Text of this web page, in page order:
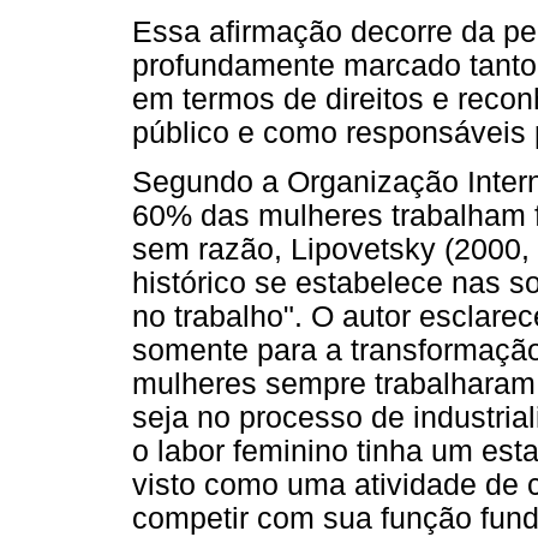
Essa afirmação decorre da
profundamente marcado
em termos de direitos e
público e como
Segundo a Organização
60% das mulheres
sem razão, Lipovetsky
histórico se estabelece nas
no trabalho". O autor
somente para a
mulheres sempre
seja no processo de
o labor feminino tinha um
visto como uma atividade de
competir com sua função